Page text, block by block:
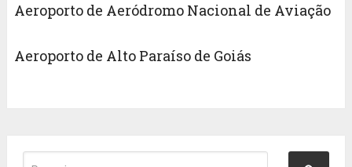
Aeroporto de Aeródromo Nacional de Aviação
Aeroporto de Alto Paraíso de Goiás